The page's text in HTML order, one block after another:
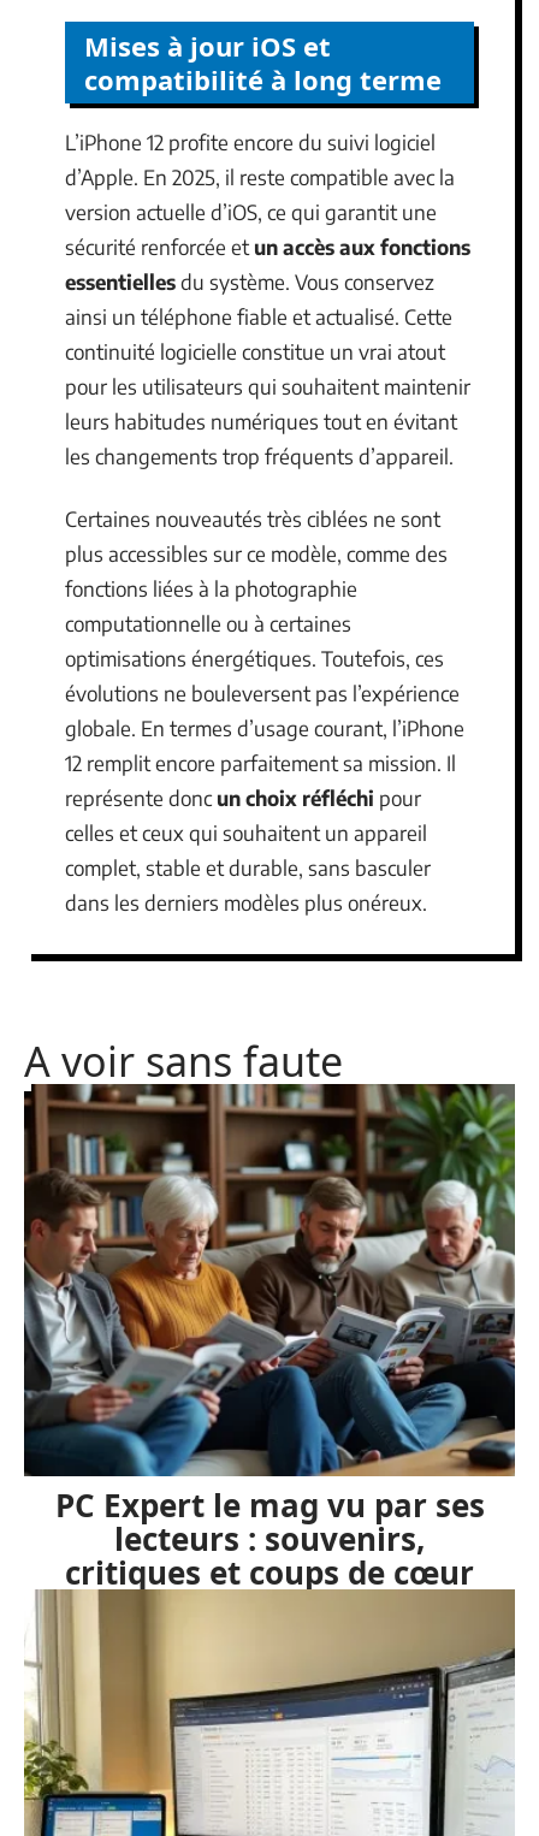
Mises à jour iOS et
compatibilité à long terme
L’iPhone 12 profite encore du suivi logiciel
d’Apple. En 2025, il reste compatible avec la
version actuelle d’iOS, ce qui garantit une
sécurité renforcée et un accès aux fonctions
essentiellesdu système. Vous conservez
ainsi un téléphone fiable et actualisé. Cette
continuité logicielle constitue un vrai atout
pour les utilisateurs qui souhaitent maintenir
leurs habitudes numériques tout en évitant
les changements trop fréquents d’appareil.
Certaines nouveautés très ciblées ne sont
plus accessibles sur ce modèle, comme des
fonctions liées à la photographie
computationnelle ou à certaines
optimisations énergétiques. Toutefois, ces
évolutions ne bouleversent pas l’expérience
globale. En termes d’usage courant, l’iPhone
12 remplit encore parfaitement sa mission. Il
représente doncun choix réfléchi pour
celles et ceux qui souhaitent un appareil
complet, stable et durable, sans basculer
dans les derniers modèles plus onéreux.
A voir sans faute
PC Expert le mag vu par ses
lecteurs : souvenirs,
critiques et coups de cœur